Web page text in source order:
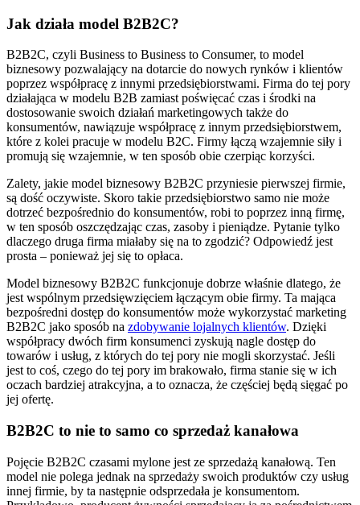
Jak działa model B2B2C?
B2B2C, czyli Business to Business to Consumer, to model
biznesowy pozwalający na dotarcie do nowych rynków i klientów
poprzez współpracę z innymi przedsiębiorstwami. Firma do tej pory
działająca w modelu B2B zamiast poświęcać czas i środki na
dostosowanie swoich działań marketingowych także do
konsumentów, nawiązuje współpracę z innym przedsiębiorstwem,
które z kolei pracuje w modelu B2C. Firmy łączą wzajemnie siły i
promują się wzajemnie, w ten sposób obie czerpiąc korzyści.
Zalety, jakie model biznesowy B2B2C przyniesie pierwszej firmie,
są dość oczywiste. Skoro takie przedsiębiorstwo samo nie może
dotrzeć bezpośrednio do konsumentów, robi to poprzez inną firmę,
w ten sposób oszczędzając czas, zasoby i pieniądze. Pytanie tylko
dlaczego druga firma miałaby się na to zgodzić? Odpowiedź jest
prosta – ponieważ jej się to opłaca.
Model biznesowy B2B2C funkcjonuje dobrze właśnie dlatego, że
jest wspólnym przedsięwzięciem łączącym obie firmy. Ta mająca
bezpośredni dostęp do konsumentów może wykorzystać marketing
B2B2C jako sposób na zdobywanie lojalnych klientów. Dzięki
współpracy dwóch firm konsumenci zyskują nagle dostęp do
towarów i usług, z których do tej pory nie mogli skorzystać. Jeśli
jest to coś, czego do tej pory im brakowało, firma stanie się w ich
oczach bardziej atrakcyjna, a to oznacza, że częściej będą sięgać po
jej ofertę.
B2B2C to nie to samo co sprzedaż kanałowa
Pojęcie B2B2C czasami mylone jest ze sprzedażą kanałową. Ten
model nie polega jednak na sprzedaży swoich produktów czy usług
innej firmie, by ta następnie odsprzedała je konsumentom.